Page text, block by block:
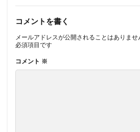
コメントを書く
メールアドレスが公開されることはありませ
必須項目です
コメント ※